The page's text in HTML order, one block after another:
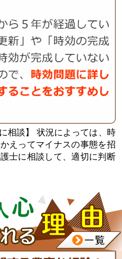
相談】
状況によっては、時
えってマイナスの事態を招
士に相談して、適切に判断